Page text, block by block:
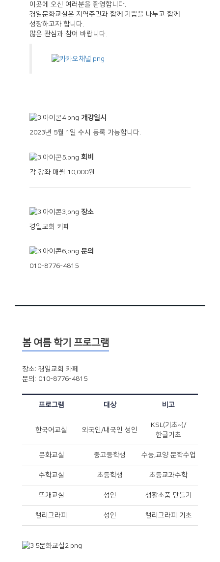
이곳에 오신 여러분을 환영합니다.
경일문화교실은 지역주민과 함께 기쁨을 나누고 함께
성장하고자 합니다.
많은 관심과 참여 바랍니다.
개강일시
2023년 5월 1일 수시 등록 가능합니다.
회비
각 강좌 매월 10,000원
장소
경일교회 카페
문의
010-8776-4815
봄 여름 학기 프로그램
장소: 경일교회 카페
문의: 010-8776-4815
프로그램 대상 비고
한국어교실 외국인/내국인 성인
KSL(기초~)/
한글기초
문화교실 중고등학생 수능,교양 문학수업
수학교실 초등학생 초등교과수학
뜨개교실 성인 생활소품 만들기
캘리그라피 성인 캘리그라피 기초